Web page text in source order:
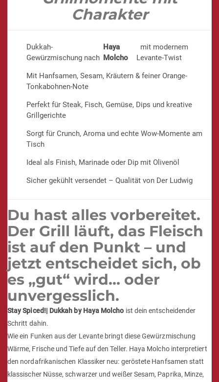
Charakter
Dukkah-
Gewürzmischung nach
Haya
Molcho
mit modernem
Levante-Twist
Mit Hanfsamen, Sesam, Kräutern & feiner Orange-
Tonkabohnen-Note
Perfekt für Steak, Fisch, Gemüse, Dips und kreative
Grillgerichte
Sorgt für Crunch, Aroma und echte Wow-Momente am
Tisch
Ideal als Finish, Marinade oder Dip mit Olivenöl
Sicher gekühlt versendet – Qualität von Der Ludwig
Du hast alles vorbereitet.
Der Grill läuft, das Fleisch
ist auf den Punkt – und
jetzt entscheidet sich, ob
es „gut“ wird… oder
unvergesslich.
Stay Spiced!| Dukkah by Haya Molcho ist dein entscheidender
Schritt dahin.
Wie ein Funken aus der Levante bringt diese Gewürzmischung
Wärme, Frische und Tiefe auf den Teller. Haya Molcho interpretiert
den nordafrikanischen Klassiker neu: geröstete Hanfsamen statt
klassischer Nüsse, schwarzer und weißer Sesam, Paprika, Minze,